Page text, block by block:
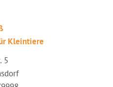
Kleintiere
5